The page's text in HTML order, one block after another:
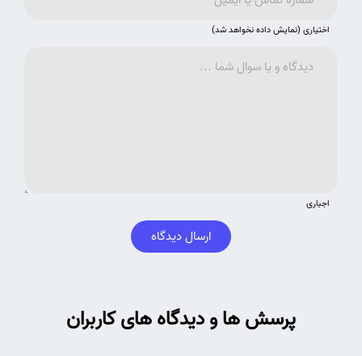
اختیاری (نمایش داده نخواهد شد)
اجباری
ارسال دیدگاه
پرسش ها و دیدگاه های کاربران